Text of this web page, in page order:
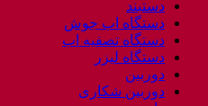
دستبند
دستگاه اب جوش
دستگاه تصفیه اب
دستگاه لیزر
دوربین
دوربین شکاری